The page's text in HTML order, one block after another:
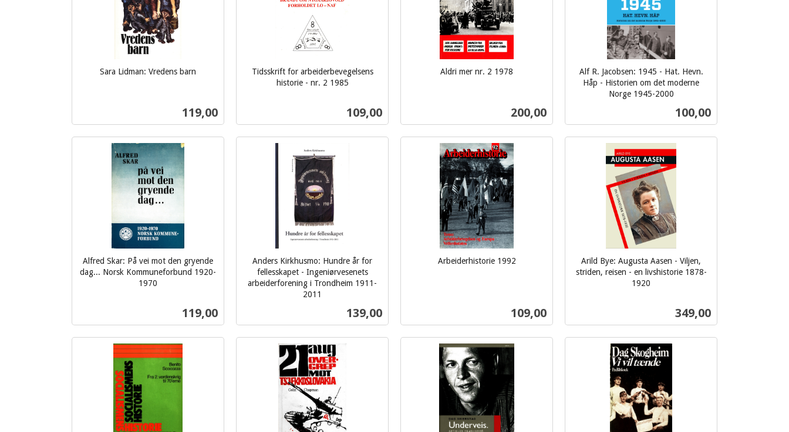
Sara Lidman: Vredens barn
Pris
119,00
Kjøp
Tidsskrift for arbeiderbevegelsens
historie - nr. 2 1985
Pris
109,00
Kjøp
Aldri mer nr. 2 1978
Pris
200,00
Kjøp
Alf R. Jacobsen: 1945 - Hat. Hevn.
Håp - Historien om det moderne
Norge 1945-2000
Pris
100,00
Kjøp
Alfred Skar: På vei mot den gryende
dag... Norsk Kommuneforbund 1920-
1970
Pris
119,00
Kjøp
Anders Kirkhusmo: Hundre år for
fellesskapet - Ingeniørvesenets
arbeiderforening i Trondheim 1911-
2011
Pris
139,00
Kjøp
Arbeiderhistorie 1992
Pris
109,00
Kjøp
Arild Bye: Augusta Aasen - Viljen,
striden, reisen - en livshistorie 1878-
1920
Pris
349,00
Kjøp